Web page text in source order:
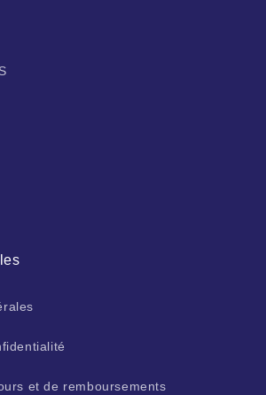
et de remboursements